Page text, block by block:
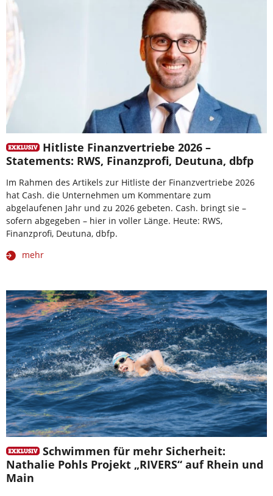
Hitliste Finanzvertriebe 2026 –
Statements: RWS, Finanzprofi, Deutuna, dbfp
Im Rahmen des Artikels zur Hitliste der Finanzvertriebe 2026
hat Cash. die Unternehmen um Kommentare zum
abgelaufenen Jahr und zu 2026 gebeten. Cash. bringt sie –
sofern abgegeben – hier in voller Länge. Heute: RWS,
Finanzprofi, Deutuna, dbfp.
mehr
Schwimmen für mehr Sicherheit:
Nathalie Pohls Projekt „RIVERS“ auf Rhein und
Main